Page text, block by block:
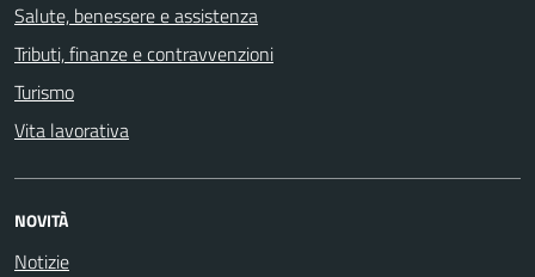
Salute, benessere e assistenza
Tributi, finanze e contravvenzioni
Turismo
Vita lavorativa
NOVITÀ
Notizie